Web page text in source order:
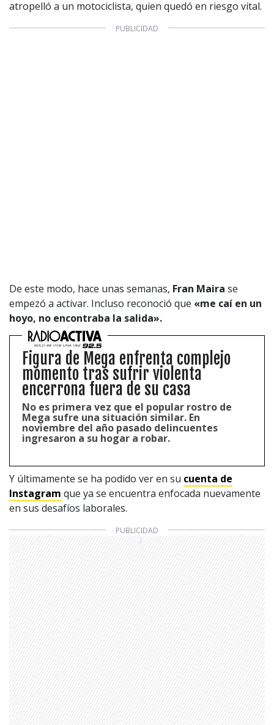
atropelló a un motociclista, quien quedó en riesgo vital.
De este modo, hace unas semanas, Fran Maira se
empezó a activar. Incluso reconoció que «me caí en un
hoyo, no encontraba la salida».
Figura de Mega enfrenta complejo
momento tras sufrir violenta
encerrona fuera de su casa
No es primera vez que el popular rostro de
Mega sufre una situación similar. En
noviembre del año pasado delincuentes
ingresaron a su hogar a robar.
Y últimamente se ha podido ver en su cuenta de
Instagram que ya se encuentra enfocada nuevamente
en sus desafíos laborales.